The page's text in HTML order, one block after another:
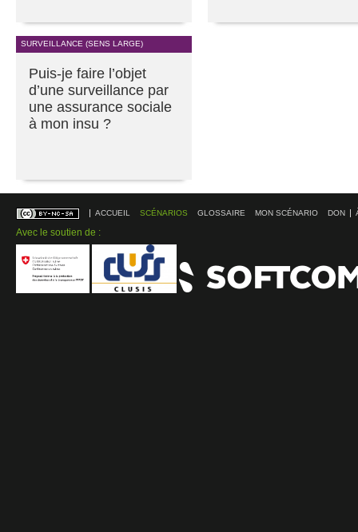
SURVEILLANCE (SENS LARGE)
Puis-je faire l’objet
d’une surveillance par
une assurance sociale
à mon insu ?
ACCUEIL SCÉNARIOS GLOSSAIRE MON SCÉNARIO DON
Avec le soutien de :